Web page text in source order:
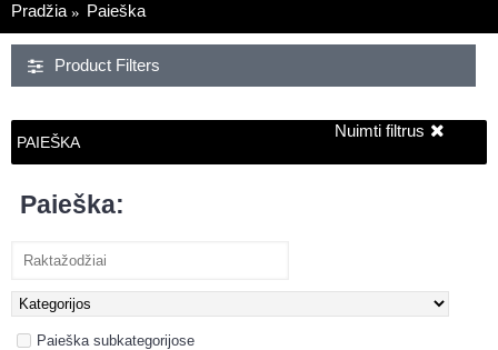
Pradžia Paieška
Product Filters
Nuimti filtrus
PAIEŠKA
Paieška:
Paieška subkategorijose